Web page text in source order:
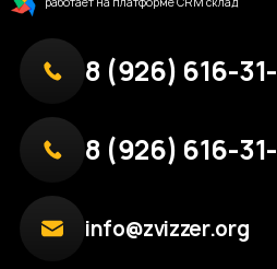
8 (926) 616-
8 (926) 616-
info@zvizzer.org